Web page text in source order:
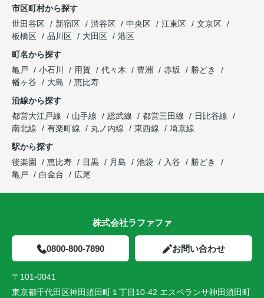
市区町村から探す
世田谷区
新宿区 渋谷区 中央区 江東区
文京区
板橋区
品川区 大田区
港区
町名から探す
亀戸
小石川 用賀 代々木 豊洲 赤坂
勝どき
幡ヶ谷
大島
恵比寿
沿線から探す
都営大江戸線
山手線 総武線 都営三田線
日比谷線
南北線
有楽町線 丸ノ内線 東西線
埼京線
駅から探す
後楽園
恵比寿 目黒 月島 池袋 入谷
勝どき
亀戸
白金台 広尾
株式会社ラファファ
0800-800-7890 お問い合わせ
〒101-0041
東京都千代田区神田須田町１丁目10-42 エスペランサ神田須田町